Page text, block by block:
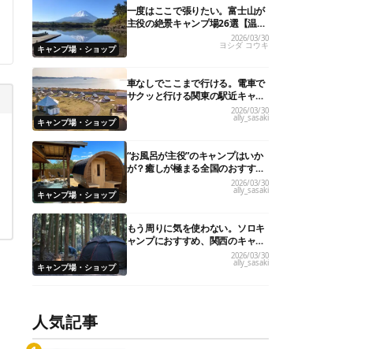
キャンプ場・ショップ
一度はここで張りたい。富士山が
主役の絶景キャンプ場26選【温泉
や初心者向けまで】
2026/03/30
ヨシダ コウキ
キャンプ場・ショップ
車なしでここまで行ける。電車で
サクッと行ける関東の駅近キャン
プ場18選
2026/03/30
ally_sasaki
キャンプ場・ショップ
“お風呂が主役”のキャンプはいか
が？癒しが極まる全国のおすすめ
キャンプ場10選！
2026/03/30
ally_sasaki
キャンプ場・ショップ
もう周りに気を使わない。ソロキ
ャンプにおすすめ、関西のキャン
プ場21選
2026/03/30
ally_sasaki
人気記事